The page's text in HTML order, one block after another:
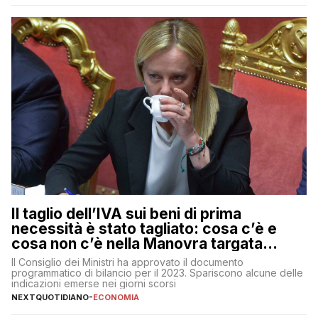
Il taglio dell’IVA sui beni di prima
necessità è stato tagliato: cosa c’è e
cosa non c’è nella Manovra targata
Meloni
Il Consiglio dei Ministri ha approvato il documento
programmatico di bilancio per il 2023. Spariscono alcune delle
indicazioni emerse nei giorni scorsi
NEXTQUOTIDIANO-ECONOMIA